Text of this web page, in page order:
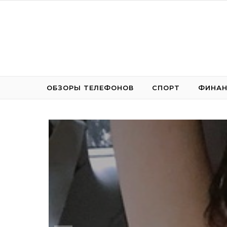
ОБЗОРЫ ТЕЛЕФОНОВ СПОРТ